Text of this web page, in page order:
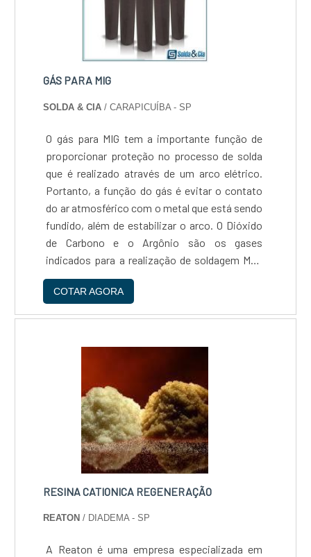
GÁS PARA MIG
SOLDA & CIA / CARAPICUÍBA - SP
O gás para MIG tem a importante função de
proporcionar proteção no processo de solda
que é realizado através de um arco elétrico.
Portanto, a função do gás é evitar o contato
do ar atmosférico com o metal que está sendo
fundido, além de estabilizar o arco. O Dióxido
de Carbono e o Argônio são os gases
indicados para a realização de soldagem MIG.
Principais características de utilização do
material Argônio: indicado para realizar o
preenchimen....
COTAR AGORA
RESINA CATIONICA REGENERAÇÃO
REATON / DIADEMA - SP
A Reaton é uma empresa especializada em